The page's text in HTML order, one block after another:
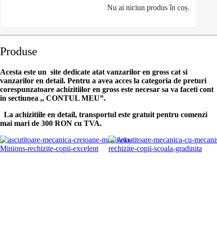
Nu ai niciun produs în coș.
Produse
Acesta este un site dedicate atat vanzarilor en gross cat si
vanzarilor en detail. Pentru a avea acces la categoria de preturi
corespunzatoare achizitiilor en gross este necesar sa va faceti cont
in sectiunea ,, CONTUL MEU”.
La achizitiile en detail, transportul este gratuit pentru comenzi
mai mari de 300 RON cu TVA.